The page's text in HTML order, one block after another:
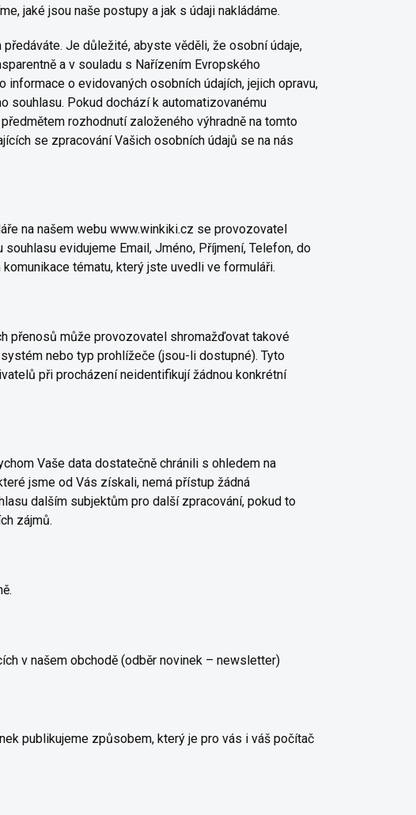
jaké jsou naše postupy a jak s údaji nakládáme.
Je důležité, abyste věděli, že osobní údaje,
a v souladu s Nařízením Evropského
o evidovaných osobních údajích, jejich opravu,
souhlasu. Pokud dochází k automatizovanému
rozhodnutí založeného výhradně na tomto
se zpracování Vašich osobních údajů se na nás
na našem webu www.winkiki.cz se provozovatel
evidujeme Email, Jméno, Příjmení, Telefon, do
tématu, který jste uvedli ve formuláři.
přenosů může provozovatel shromažďovat takové
nebo typ prohlížeče (jsou-li dostupné). Tyto
při procházení neidentifikují žádnou konkrétní
Vaše data dostatečně chránili s ohledem na
jsme od Vás získali, nemá přístup žádná
dalším subjektům pro další zpracování, pokud to
zájmů.
v našem obchodě (odběr novinek – newsletter)
publikujeme způsobem, který je pro vás i váš počítač